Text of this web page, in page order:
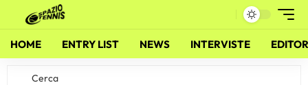
HOME ENTRY LIST NEWS INTERVISTE